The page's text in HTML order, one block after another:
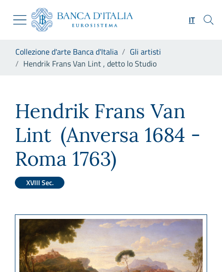
Skip to Main Content
Vai al sito istituzionale
Vai al menu di navigazione
Vai alla ricerca
Vai al footer
IT
Collezione d'arte Banca d'Italia
Gli artisti
Hendrik Frans Van Lint , detto lo Studio
Hendrik Frans Van
Lint (Anversa 1684 -
Roma 1763)
XVIII Sec.